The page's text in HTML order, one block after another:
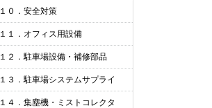
１０．安全対策
１１．オフィス用設備
１２．駐車場設備・補修部品
１３．駐車場システムサプライ
１４．集塵機・ミストコレクタ